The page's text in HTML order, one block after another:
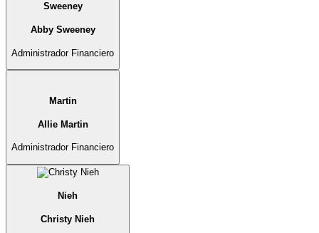
Sweeney
Abby Sweeney
Administrador Financiero
Martin
Allie Martin
Administrador Financiero
Nieh
Christy Nieh